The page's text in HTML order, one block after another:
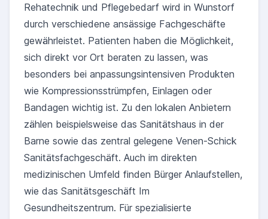
Rehatechnik und Pflegebedarf wird in Wunstorf
durch verschiedene ansässige Fachgeschäfte
gewährleistet. Patienten haben die Möglichkeit,
sich direkt vor Ort beraten zu lassen, was
besonders bei anpassungsintensiven Produkten
wie Kompressionsstrümpfen, Einlagen oder
Bandagen wichtig ist. Zu den lokalen Anbietern
zählen beispielsweise das Sanitätshaus in der
Barne sowie das zentral gelegene Venen-Schick
Sanitätsfachgeschäft. Auch im direkten
medizinischen Umfeld finden Bürger Anlaufstellen,
wie das Sanitätsgeschäft Im
Gesundheitszentrum. Für spezialisierte